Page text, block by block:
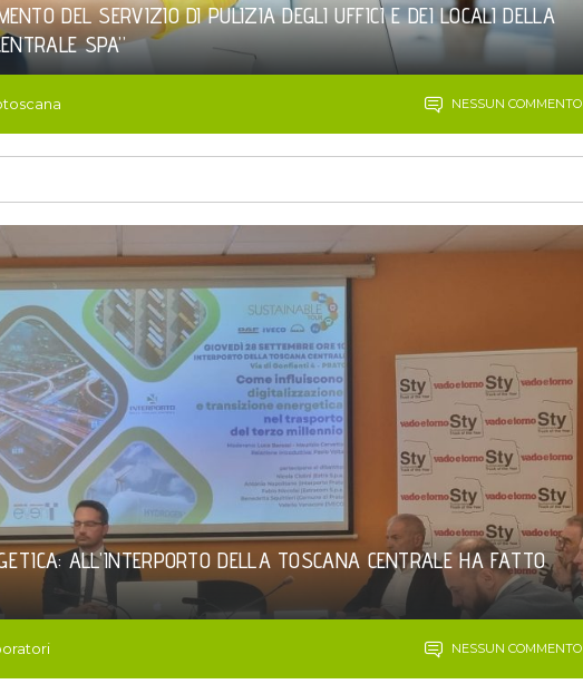
DEL SERVIZIO DI PULIZIA DEGLI UFFICI E DEI LOCALI DELLA
SPA”
NESSUN COMMENTO
ALL’INTERPORTO DELLA TOSCANA CENTRALE HA FATTO
NESSUN COMMENTO